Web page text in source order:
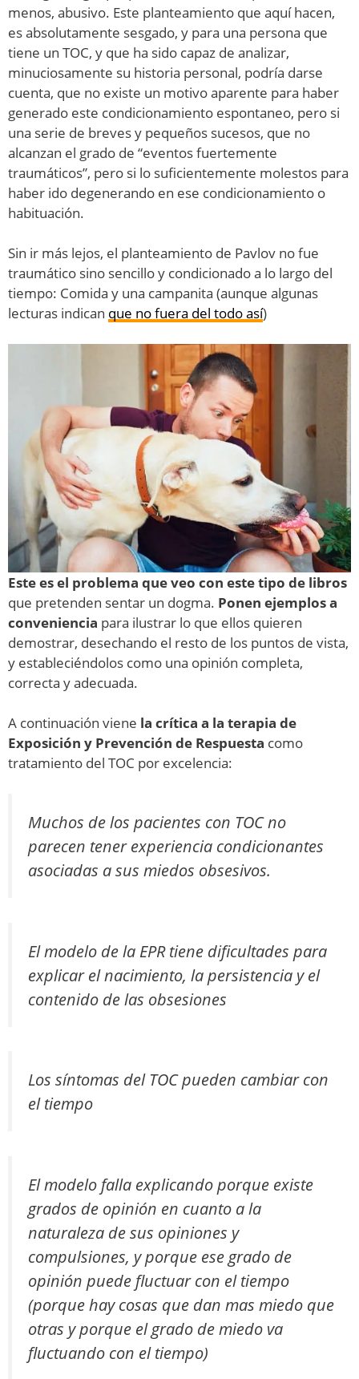
menos, abusivo. Este planteamiento que aquí hacen,
es absolutamente sesgado, y para una persona que
tiene un TOC, y que ha sido capaz de analizar,
minuciosamente su historia personal, podría darse
cuenta, que no existe un motivo aparente para haber
generado este condicionamiento espontaneo, pero si
una serie de breves y pequeños sucesos, que no
alcanzan el grado de “eventos fuertemente
traumáticos”, pero si lo suficientemente molestos para
haber ido degenerando en ese condicionamiento o
habituación.
Sin ir más lejos, el planteamiento de Pavlov no fue
traumático sino sencillo y condicionado a lo largo del
tiempo: Comida y una campanita (aunque algunas
lecturas indican que no fuera del todo así)
Este es el problema que veo con este tipo de libros
que pretenden sentar un dogma. Ponen ejemplos a
conveniencia para ilustrar lo que ellos quieren
demostrar, desechando el resto de los puntos de vista,
y estableciéndolos como una opinión completa,
correcta y adecuada.
A continuación viene la crítica a la terapia de
Exposición y Prevención de Respuesta como
tratamiento del TOC por excelencia:
Muchos de los pacientes con TOC no
parecen tener experiencia condicionantes
asociadas a sus miedos obsesivos.
El modelo de la EPR tiene dificultades para
explicar el nacimiento, la persistencia y el
contenido de las obsesiones
Los síntomas del TOC pueden cambiar con
el tiempo
El modelo falla explicando porque existe
grados de opinión en cuanto a la
naturaleza de sus opiniones y
compulsiones, y porque ese grado de
opinión puede fluctuar con el tiempo
(porque hay cosas que dan mas miedo que
otras y porque el grado de miedo va
fluctuando con el tiempo)